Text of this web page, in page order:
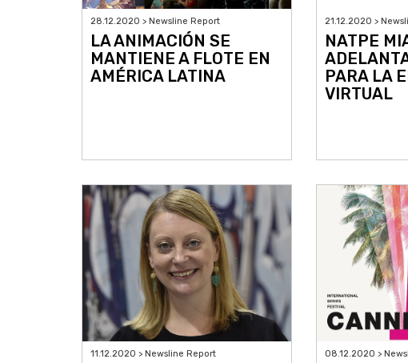
28.12.2020 > Newsline Report
LA ANIMACIÓN SE
MANTIENE A FLOTE EN
AMÉRICA LATINA
21.12.2020 >
NATPE
PARA LA
VIRTUAL
11.12.2020 > Newsline Report 08.12.2020 >